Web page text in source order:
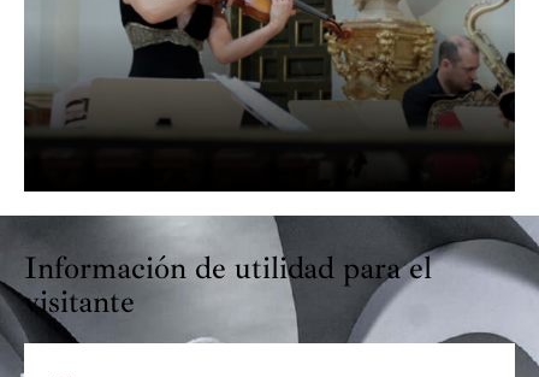
Información de utilidad para el
visitante